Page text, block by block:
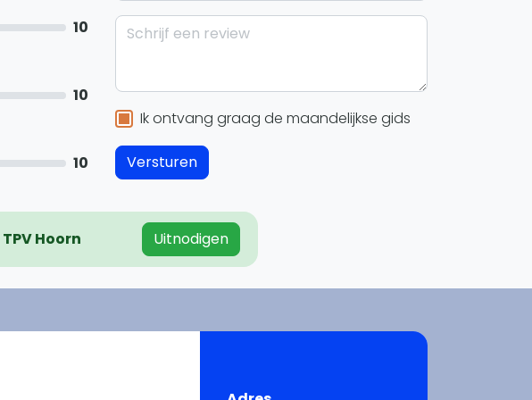
Join WhatsApp Community
10
10
10
Ik ontvang graag de maandelijkse gids
Versturen
TPV Hoorn Uitnodigen